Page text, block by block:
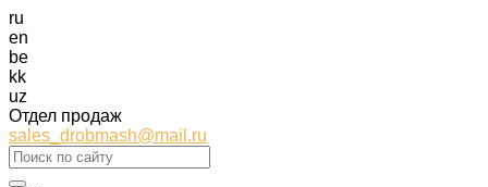
ru
en
be
kk
uz
Отдел продаж
sales_drobmash@mail.ru